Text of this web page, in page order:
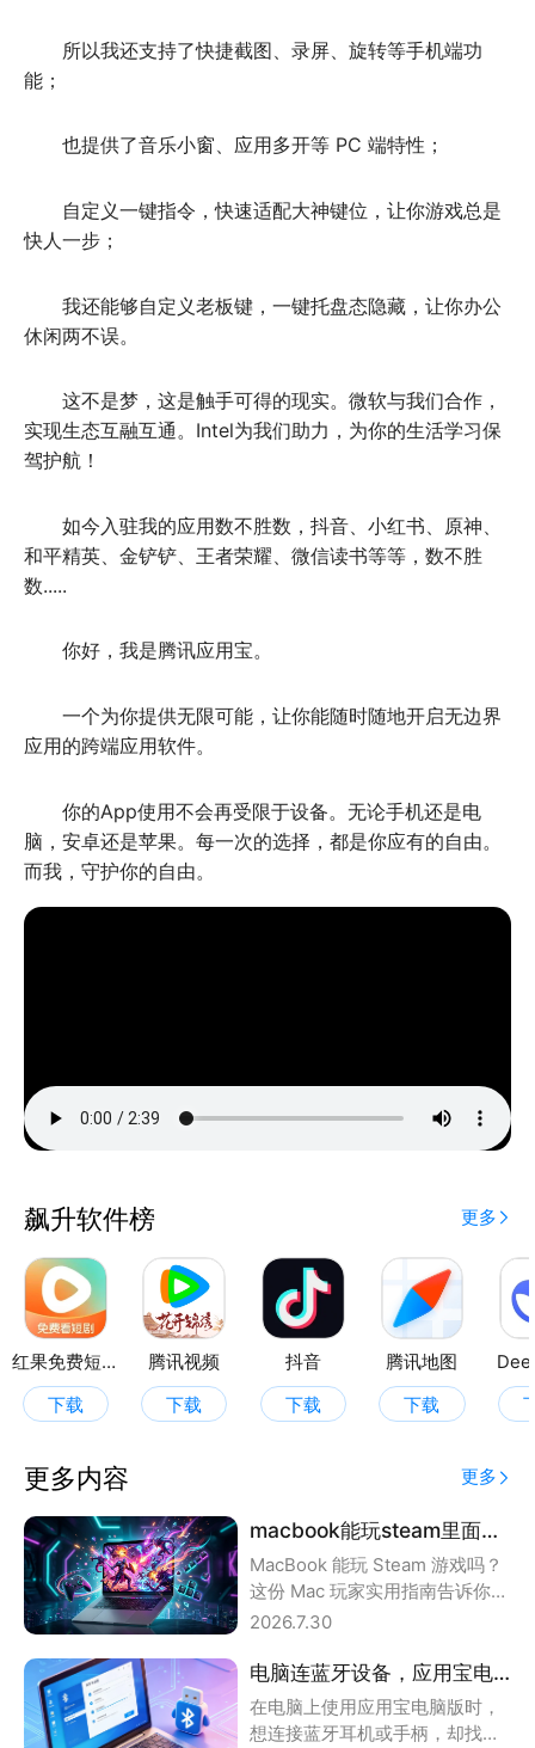
所以我还支持了快捷截图、录屏、旋转等手机端功
能；
也提供了音乐小窗、应用多开等 PC 端特性；
自定义一键指令，快速适配大神键位，让你游戏总是
快人一步；
我还能够自定义老板键，一键托盘态隐藏，让你办公
休闲两不误。
这不是梦，这是触手可得的现实。微软与我们合作，
实现生态互融互通。Intel为我们助力，为你的生活学习保
驾护航！
如今入驻我的应用数不胜数，抖音、小红书、原神、
和平精英、金铲铲、王者荣耀、微信读书等等，数不胜
数.....
你好，我是腾讯应用宝。
一个为你提供无限可能，让你能随时随地开启无边界
应用的跨端应用软件。
你的App使用不会再受限于设备。无论手机还是电
脑，安卓还是苹果。每一次的选择，都是你应有的自由。
而我，守护你的自由。
飙升软件榜 更多
红果免费短剧
下载
腾讯视频
下载
抖音
下载
腾讯地图
下载
更多内容 更多
macbook能玩steam里面的哪些游戏
2026.7.30
MacBook 能玩 Steam 游戏吗？
这份 Mac 玩家实用指南告诉你答
案 很多入手 MacBo
电脑连蓝牙设备，应用宝电脑版开蓝牙教程
在电脑上使用应用宝电脑版时，
想连接蓝牙耳机或手柄，却找不